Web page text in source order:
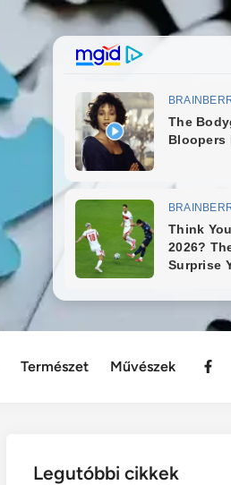
Természet Művészek
Menu
Legutóbbi cikkek